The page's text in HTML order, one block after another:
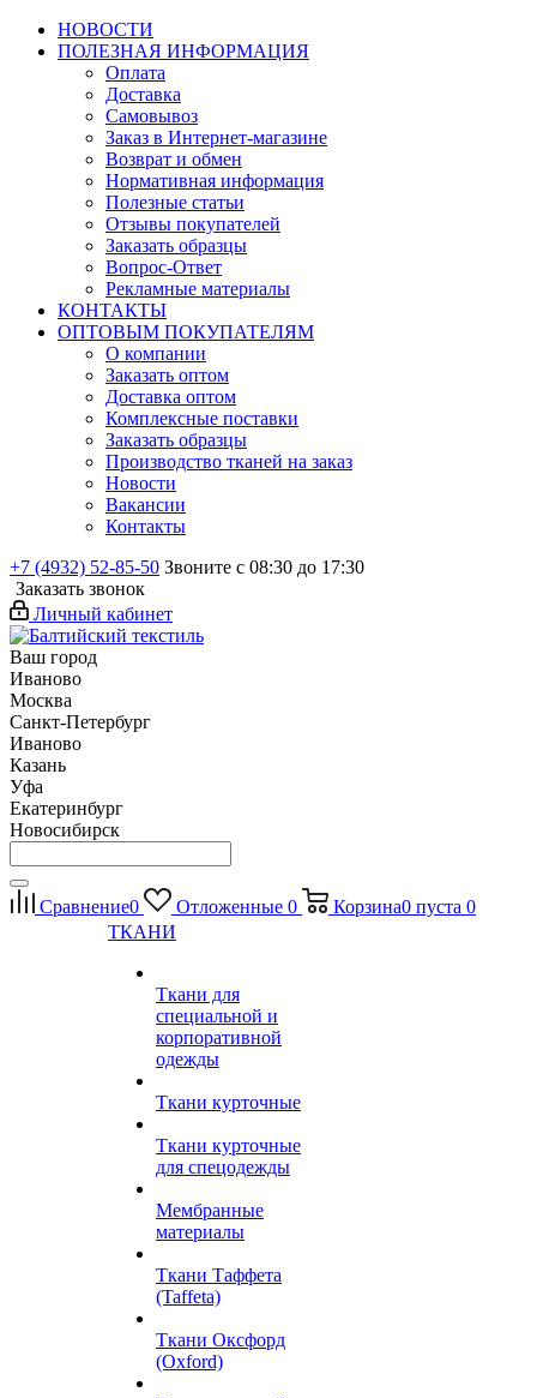
НОВОСТИ
ПОЛЕЗНАЯ ИНФОРМАЦИЯ
Оплата
Доставка
Самовывоз
Заказ в Интернет-магазине
Возврат и обмен
Нормативная информация
Полезные статьи
Отзывы покупателей
Заказать образцы
Вопрос-Ответ
Рекламные материалы
КОНТАКТЫ
ОПТОВЫМ ПОКУПАТЕЛЯМ
О компании
Заказать оптом
Доставка оптом
Комплексные поставки
Заказать образцы
Производство тканей на заказ
Новости
Вакансии
Контакты
+7 (4932) 52-85-50 Звоните с 08:30 до 17:30
Заказать звонок
Личный кабинет
Ваш город
Иваново
Москва
Санкт-Петербург
Иваново
Казань
Уфа
Екатеринбург
Новосибирск
Сравнение0 Отложенные 0 Корзина0 пуста 0
ТКАНИ
Ткани для
специальной и
корпоративной
одежды
Ткани курточные
Ткани курточные
для спецодежды
Мембранные
материалы
Ткани Таффета
(Taffeta)
Ткани Оксфорд
(Oxford)